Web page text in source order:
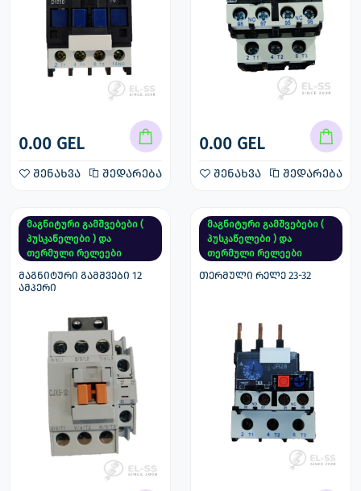
0.00 GEL
შენახვა შედარება
0.00 GEL
შენახვა შედარება
მაგნიტური გამშვებები (
პუსკაწელები ) და
თერმული რელეები
მაგნიტური გამშვები 12
ამპერი
მაგნიტური გამშვებები (
პუსკაწელები ) და
თერმული რელეები
თერმული რელე 23-32